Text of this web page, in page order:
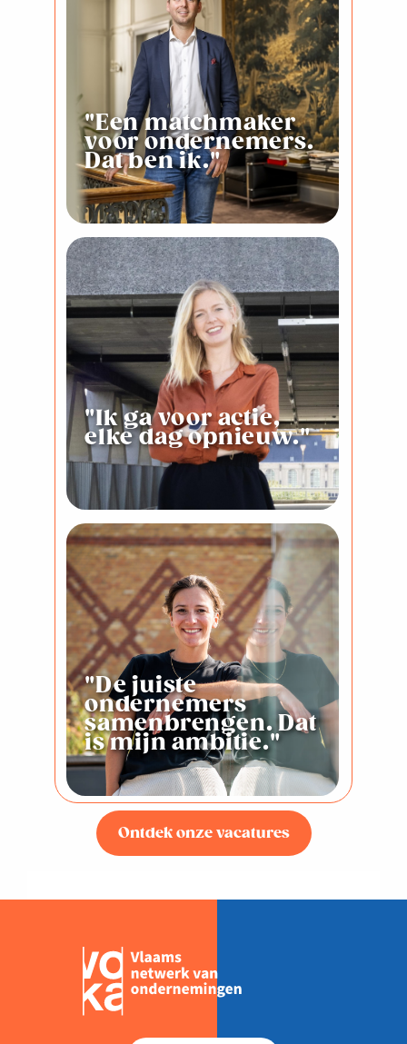
"Een matchmaker
voor ondernemers.
Dat ben ik."
"Ik ga voor actie,
elke dag opnieuw."
"De juiste
ondernemers
samenbrengen. Dat
is mijn ambitie."
Ontdek onze vacatures